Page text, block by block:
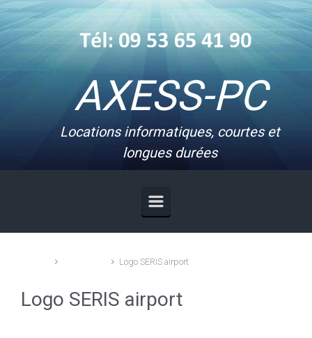
Skip to main content
AXESS-PC
Locations informatiques, courtes et
longues durées
Logo SERIS airport
Logo SERIS airport